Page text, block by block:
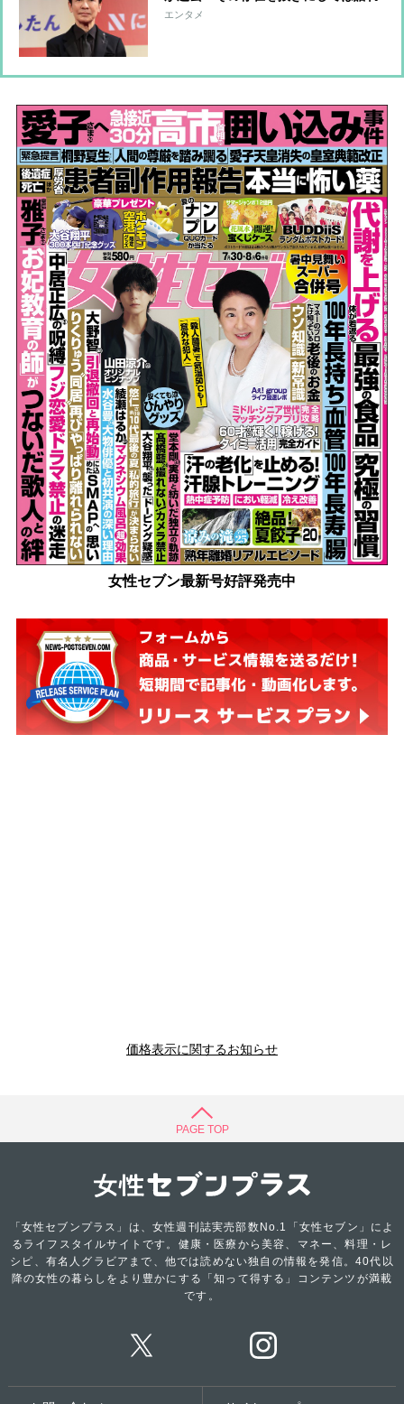
ない「引退宣言」「松田聖子との破
エンタメ
女性セブン最新号好評発売中
価格表示に関するお知らせ
PAGE TOP
「女性セブンプラス」は、女性週刊誌実売部数No.1「女性セブン」によ
るライフスタイルサイトです。健康・医療から美容、マネー、料理・レ
シピ、有名人グラビアまで、他では読めない独自の情報を発信。40代以
降の女性の暮らしをより豊かにする「知って得する」コンテンツが満載
です。